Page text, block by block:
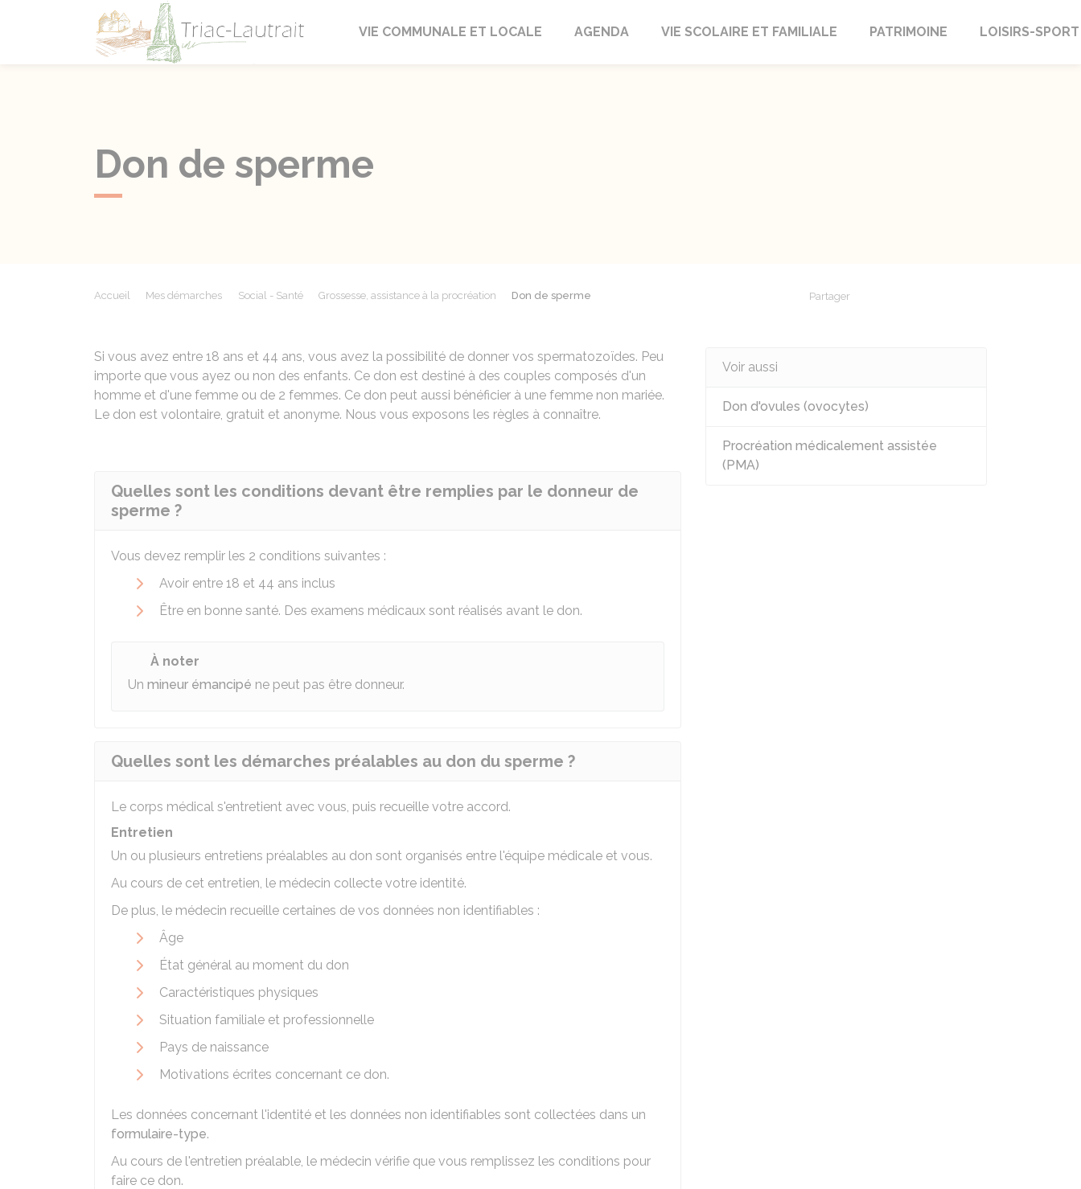
Triac-Lautrait
VIE COMMUNALE ET LOCALE AGENDA VIE SCOLAIRE ET FAMILIALE PATRIMOINE LOISIRS-SPORT
Don de sperme
Accueil Mes démarches Social - Santé Grossesse, assistance à la procréation Don de sperme Partager
Si vous avez entre 18 ans et 44 ans, vous avez la possibilité de donner vos spermatozoïdes. Peu
importe que vous ayez ou non des enfants. Ce don est destiné à des couples composés d'un
homme et d'une femme ou de 2 femmes. Ce don peut aussi bénéficier à une femme non mariée.
Le don est volontaire, gratuit et anonyme. Nous vous exposons les règles à connaître.
Quelles sont les conditions devant être remplies par le donneur de
sperme ?
Vous devez remplir les 2 conditions suivantes :
Avoir entre 18 et 44 ans inclus
Être en bonne santé. Des examens médicaux sont réalisés avant le don.
À noter
Un mineur émancipé ne peut pas être donneur.
Quelles sont les démarches préalables au don du sperme ?
Le corps médical s'entretient avec vous, puis recueille votre accord.
Entretien
Un ou plusieurs entretiens préalables au don sont organisés entre l'équipe médicale et vous.
Au cours de cet entretien, le médecin collecte votre identité.
De plus, le médecin recueille certaines de vos données non identifiables :
Âge
État général au moment du don
Caractéristiques physiques
Situation familiale et professionnelle
Pays de naissance
Motivations écrites concernant ce don.
Les données concernant l'identité et les données non identifiables sont collectées dans un
formulaire-type.
Au cours de l'entretien préalable, le médecin vérifie que vous remplissez les conditions pour
faire ce don.
Voir aussi
Don d'ovules (ovocytes)
Procréation médicalement assistée
(PMA)